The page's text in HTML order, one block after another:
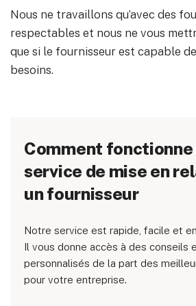
Nous ne travaillons qu’avec des
respectables et nous ne vous
que si le fournisseur est capable
besoins.
Comment
service de mise en
un fournisseur
Notre service est rapide, facile et
Il vous donne accès à des conseils
personnalisés de la part des
pour votre entreprise.